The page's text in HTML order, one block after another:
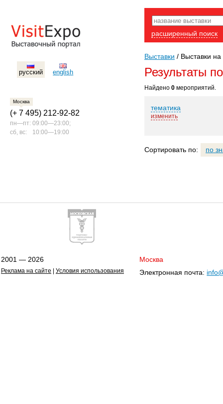
русский english
Москва
(+ 7 495) 212-92-82
пн—пт: 09:00—23:00;
сб, вс:
10:00—19:00
расширенный поиск
Выставки / Выставки на
Результаты
Найдено 0 мероприятий.
тематика
изменить
Сортировать по: по
2001 — 2026
Реклама на сайте Условия использования
Москва
Электронная почта: